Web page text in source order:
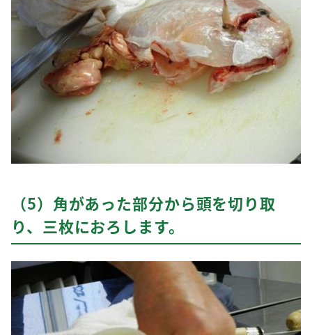
（5）角があった部分から頭を切り取
り、三枚におろします。